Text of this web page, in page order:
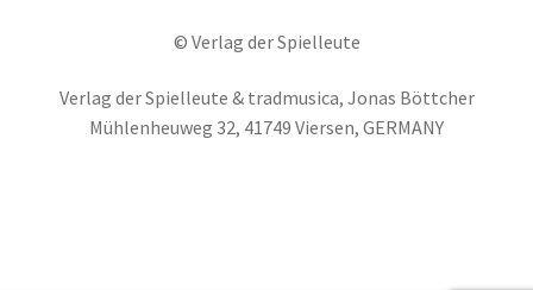
© Verlag der Spielleute
Verlag der Spielleute & tradmusica, Jonas Böttcher
Mühlenheuweg 32, 41749 Viersen, GERMANY